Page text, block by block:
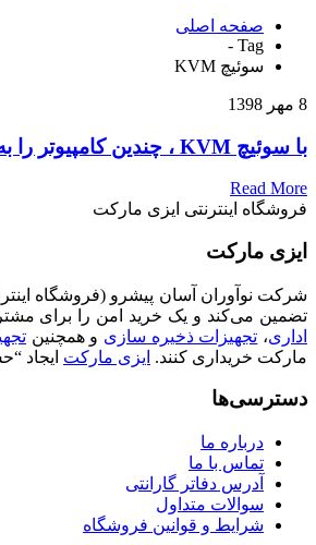
صفحه اصلی
Tag -
سوئیچ KVM
8 مهر 1398
با سوئیچ KVM ، چندین کامپیوتر را به صورت همزمان مدیریت کنید
Read More
فروشگاه اینترنتی ایزی مارکت
ایزی مارکت
تضمین می‌کند و یک خرید امن را برای
اداری، تجهیزات ذخیره سازی و همچنین
مارکت خریداری کنند. ایزی مارکت ایجاد
دسترسی‌ها
درباره ما
تماس با ما
آدرس دفاتر گارانتی
سوالات متداول
شرایط و قوانین فروشگاه